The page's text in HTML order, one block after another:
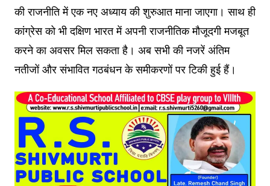
की राजनीति में एक नए अध्याय की शुरुआत माना जाएगा। साथ ही
कांग्रेस को भी दक्षिण भारत में अपनी राजनीतिक मौजूदगी मजबूत
करने का अवसर मिल सकता है। अब सभी की नजरें अंतिम
नतीजों और संभावित गठबंधन के समीकरणों पर टिकी हुई हैं।